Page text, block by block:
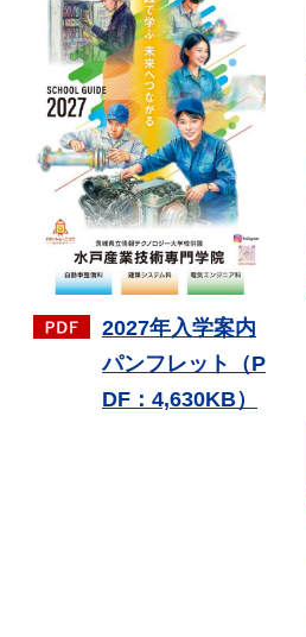
2027年入学案内
パンフレット（P
DF：4,630KB）